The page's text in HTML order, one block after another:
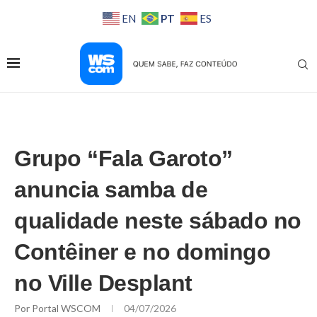
EN PT ES
Grupo “Fala Garoto”
anuncia samba de
qualidade neste sábado no
Contêiner e no domingo
no Ville Desplant
Por Portal WSCOM 04/07/2026